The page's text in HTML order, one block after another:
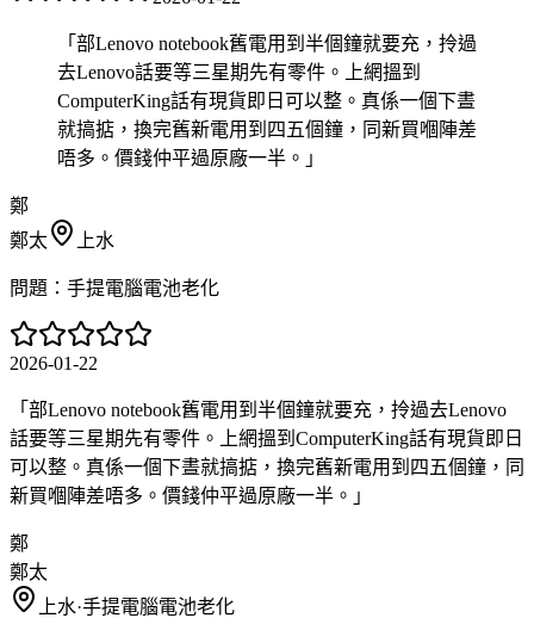
「 部Lenovo notebook舊電用到半個鐘就要充，拎過
去Lenovo話要等三星期先有零件。上網搵到
ComputerKing話有現貨即日可以整。真係一個下晝
就搞掂，換完舊新電用到四五個鐘，同新買嗰陣差
唔多。價錢仲平過原廠一半。 」
鄭
鄭太
上水
問題： 手提電腦電池老化
2026-01-22
「 部Lenovo notebook舊電用到半個鐘就要充，拎過去Lenovo
話要等三星期先有零件。上網搵到ComputerKing話有現貨即日
可以整。真係一個下晝就搞掂，換完舊新電用到四五個鐘，同
新買嗰陣差唔多。價錢仲平過原廠一半。 」
鄭
鄭太
上水·手提電腦電池老化